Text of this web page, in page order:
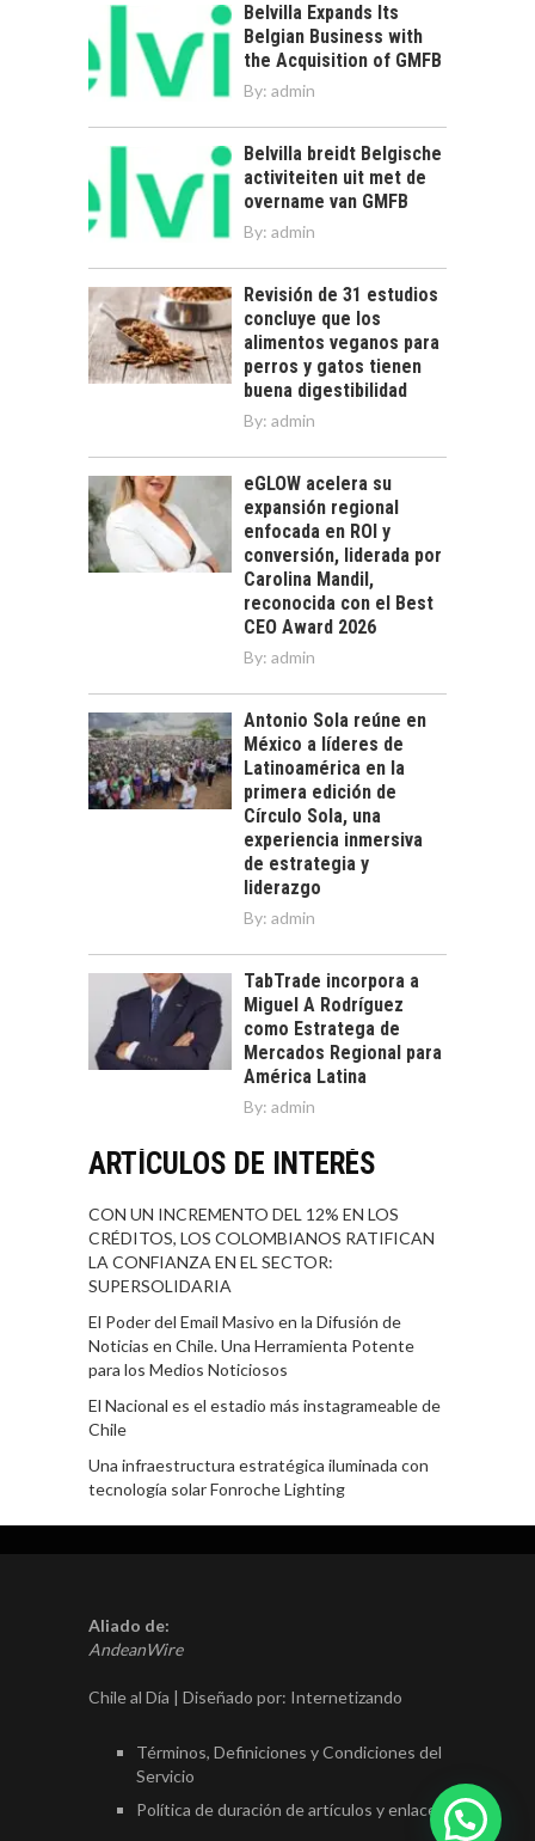
Belvilla Expands Its
Belgian Business with
the Acquisition of GMFB
By: admin
Belvilla breidt Belgische
activiteiten uit met de
overname van GMFB
By: admin
Revisión de 31 estudios
concluye que los
alimentos veganos para
perros y gatos tienen
buena digestibilidad
By: admin
eGLOW acelera su
expansión regional
enfocada en ROI y
conversión, liderada por
Carolina Mandil,
reconocida con el Best
CEO Award 2026
By: admin
Antonio Sola reúne en
México a líderes de
Latinoamérica en la
primera edición de
Círculo Sola, una
experiencia inmersiva
de estrategia y
liderazgo
By: admin
TabTrade incorpora a
Miguel A Rodríguez
como Estratega de
Mercados Regional para
América Latina
By: admin
ARTÍCULOS DE INTERÉS
CON UN INCREMENTO DEL 12% EN LOS
CRÉDITOS, LOS COLOMBIANOS RATIFICAN
LA CONFIANZA EN EL SECTOR:
SUPERSOLIDARIA
El Poder del Email Masivo en la Difusión de
Noticias en Chile. Una Herramienta Potente
para los Medios Noticiosos
El Nacional es el estadio más instagrameable de
Chile
Una infraestructura estratégica iluminada con
tecnología solar Fonroche Lighting
Aliado de:
AndeanWire
Chile al Día | Diseñado por: Internetizando
Términos, Definiciones y Condiciones del
Servicio
Política de duración de artículos y enlaces